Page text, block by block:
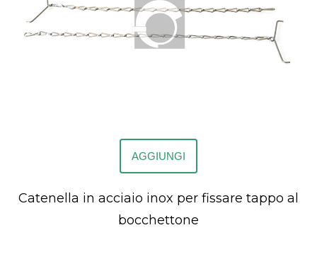
AGGIUNGI
Catenella in acciaio inox per fissare tappo al
bocchettone